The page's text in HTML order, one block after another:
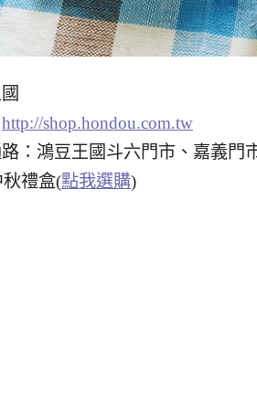
http://shop.hondou.com.tw
：鴻豆王國斗六門市、嘉義門
秋禮盒(點我選購)